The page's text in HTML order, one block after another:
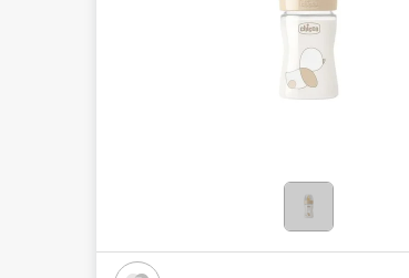
Bestsellers